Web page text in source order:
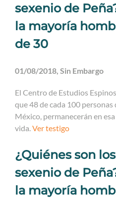
sexenio de
la mayoría
de 30
01/08/2018, Sin Embargo
El Centro de Estudios
que 48 de cada 100 personas
México, permanecerán en
vida.Ver testigo
¿Quiénes son
sexenio de
la mayoría